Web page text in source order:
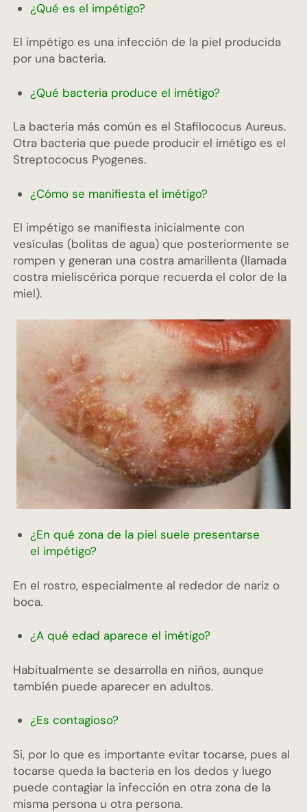
¿Qué es el impétigo?
El impétigo es una infección de la piel producida
por una bacteria.
¿Qué bacteria produce el imétigo?
La bacteria más común es el Stafilococus Aureus.
Otra bacteria que puede producir el imétigo es el
Streptococus Pyogenes.
¿Cómo se manifiesta el imétigo?
El impétigo se manifiesta inicialmente con
vesículas (bolitas de agua) que posteriormente se
rompen y generan una costra amarillenta (llamada
costra mieliscérica porque recuerda el color de la
miel).
¿En qué zona de la piel suele presentarse
el impétigo?
En el rostro, especialmente al rededor de nariz o
boca.
¿A qué edad aparece el imétigo?
Habitualmente se desarrolla en niños, aunque
también puede aparecer en adultos.
¿Es contagioso?
Si, por lo que es importante evitar tocarse, pues al
tocarse queda la bacteria en los dedos y luego
puede contagiar la infección en otra zona de la
misma persona u otra persona.